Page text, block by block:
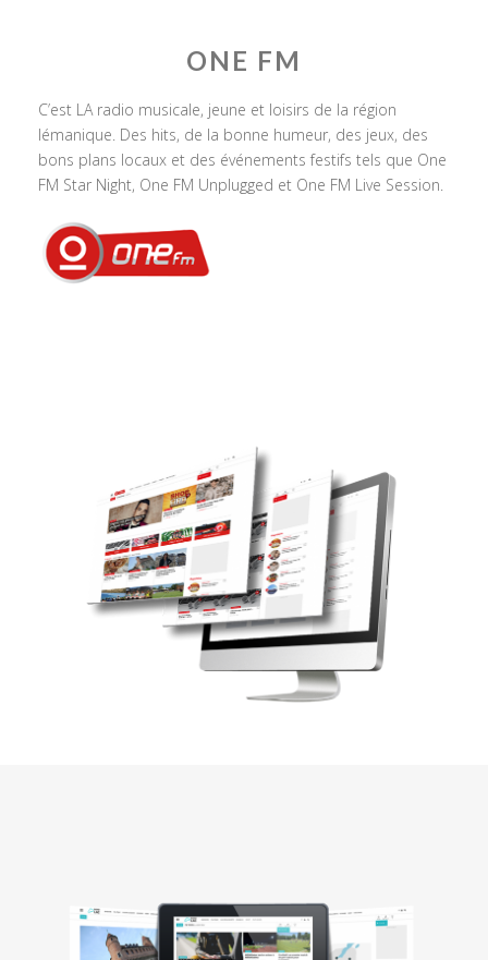
ONE FM
C’est LA radio musicale, jeune et loisirs de la région
lémanique. Des hits, de la bonne humeur, des jeux, des
bons plans locaux et des événements festifs tels que One
FM Star Night, One FM Unplugged et One FM Live Session.